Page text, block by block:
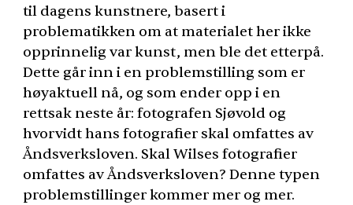
til dagens kunstnere, basert i
problematikken om at materialet her ikke
opprinnelig var kunst, men ble det etterpå.
Dette går inn i en problemstilling som er
høyaktuell nå, og som ender opp i en
rettsak neste år: fotografen Sjøvold og
hvorvidt hans fotografier skal omfattes av
Åndsverksloven. Skal Wilses fotografier
omfattes av Åndsverksloven? Denne typen
problemstillinger kommer mer og mer.